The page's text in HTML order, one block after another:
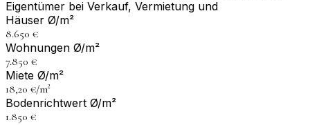
Eigentümer bei Verkauf, Vermietung und
Häuser Ø/m²
8.650 €
Wohnungen Ø/m²
7.850 €
Miete Ø/m²
18,20 €/m²
Bodenrichtwert Ø/m²
1.850 €